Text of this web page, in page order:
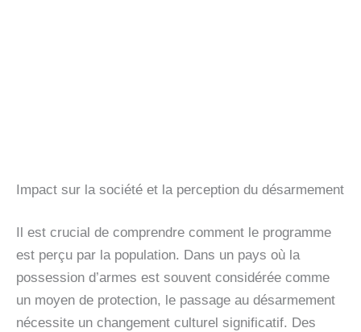
Impact sur la société et la perception du désarmement
Il est crucial de comprendre comment le programme
est perçu par la population. Dans un pays où la
possession d’armes est souvent considérée comme
un moyen de protection, le passage au désarmement
nécessite un changement culturel significatif. Des